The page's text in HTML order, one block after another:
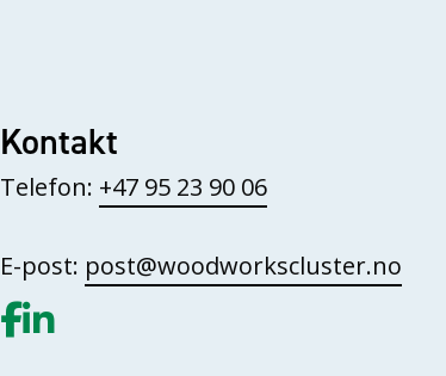
Kontakt
Telefon: +47 95 23 90 06
E-post: post@woodworkscluster.no
Gå til vår Facebook
Gå til vår LinkedIn